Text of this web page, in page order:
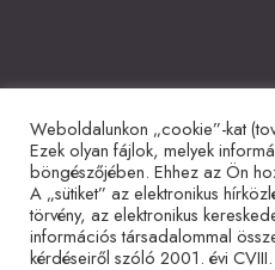
Együttműködő
Weboldalunkon „cookie”-kat
Ezek olyan fájlok, melyek
böngészőjében. Ehhez az Ön
A „sütiket” az elektronikus
törvény, az elektronikus
információs társadalommal
kérdéseiről szóló 2001. évi